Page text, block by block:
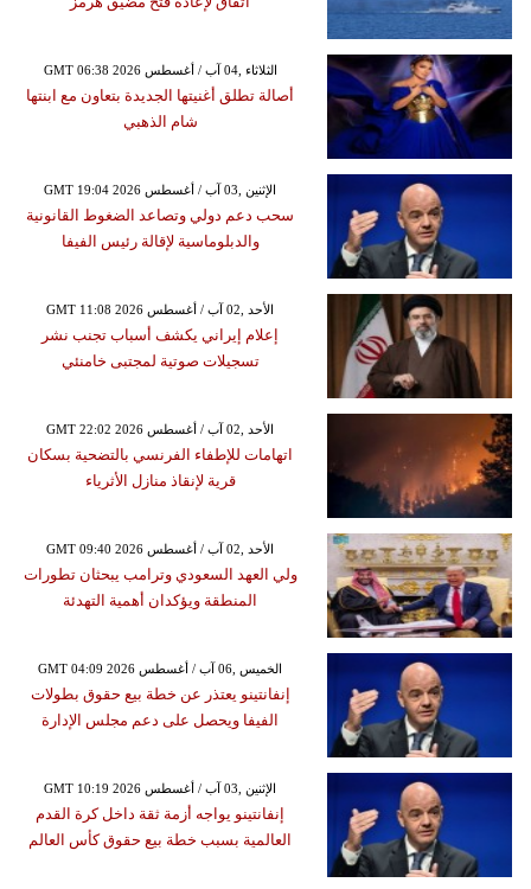
GMT 06:38 2026 الثلاثاء ,04 آب / أغسطس
أصالة تطلق أغنيتها الجديدة بتعاون مع ابنتها
شام الذهبي
GMT 19:04 2026 الإثنين ,03 آب / أغسطس
سحب دعم دولي وتصاعد الضغوط القانونية
والدبلوماسية لإقالة رئيس الفيفا
GMT 11:08 2026 الأحد ,02 آب / أغسطس
إعلام إيراني يكشف أسباب تجنب نشر
تسجيلات صوتية لمجتبى خامنئي
GMT 22:02 2026 الأحد ,02 آب / أغسطس
اتهامات للإطفاء الفرنسي بالتضحية بسكان
قرية لإنقاذ منازل الأثرياء
GMT 09:40 2026 الأحد ,02 آب / أغسطس
ولي العهد السعودي وترامب يبحثان تطورات
المنطقة ويؤكدان أهمية التهدئة
GMT 04:09 2026 الخميس ,06 آب / أغسطس
إنفانتينو يعتذر عن خطة بيع حقوق بطولات
الفيفا ويحصل على دعم مجلس الإدارة
GMT 10:19 2026 الإثنين ,03 آب / أغسطس
إنفانتينو يواجه أزمة ثقة داخل كرة القدم
العالمية بسبب خطة بيع حقوق كأس العالم